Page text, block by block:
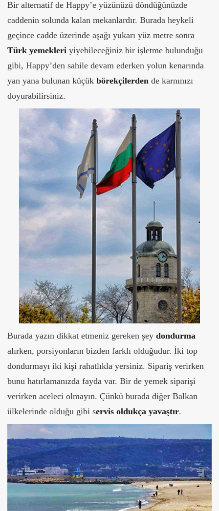
Bir alternatif de Happy’e yüzünüzü döndüğünüzde
caddenin solunda kalan mekanlardır. Burada heykeli
geçince cadde üzerinde aşağı yukarı yüz metre sonra
Türk yemekleri yiyebileceğiniz bir işletme bulunduğu
gibi, Happy’den sahile devam ederken yolun kenarında
yan yana bulunan küçük börekçilerden de karnınızı
doyurabilirsiniz.
Burada yazın dikkat etmeniz gereken şey dondurma
alırken, porsiyonların bizden farklı olduğudur. İki top
dondurmayı iki kişi rahatlıkla yersiniz. Sipariş verirken
bunu hatırlamanızda fayda var. Bir de yemek siparişi
verirken aceleci olmayın. Çünkü burada diğer Balkan
ülkelerinde olduğu gibi servis oldukça yavaştır.